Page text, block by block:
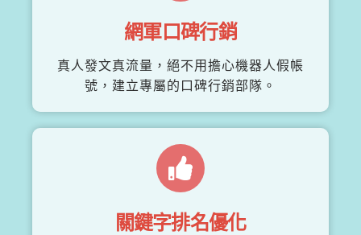
網軍口碑行銷
真人發文真流量，絕不用擔心機器人假帳
號，建立專屬的口碑行銷部隊。
關鍵字排名優化